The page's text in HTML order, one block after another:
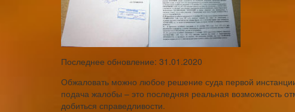
Последнее обновление: 31.01.2020
Обжаловать можно любое решение суда первой
подача жалобы – это последняя реальная возможность
добиться справедливости.